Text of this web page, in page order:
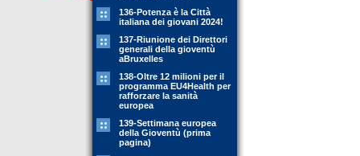
136-Potenza è la Città
italiana dei giovani 2024!
137-Riunione dei Direttori
generali della gioventù
aBruxelles
138-Oltre 12 milioni per il
programma EU4Health per
rafforzare la sanità
europea
139-Settimana europea
della Gioventù (prima
pagina)